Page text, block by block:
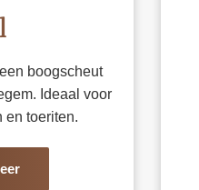
boogscheut
Ideaal voor
en toeriten.